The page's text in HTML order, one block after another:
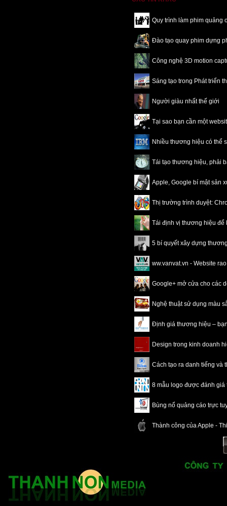
Quy trình làm phim quảng
Đào tạo quay phim dựng
Công nghệ 3D motion
Sáng tạo trong Phát triển
Người giàu nhất thế giới
Tại sao bạn cần một
Nhiều thương hiệu có thể
Tái tạo thương hiệu, phải
Apple, Google bí mật sản
Thị trường trình duyệt:
Tái định vị thương hiệu để
5 bí quyết xây dựng
ww.vanvat.vn - Website
Google+ mở cửa cho các
Nghệ thuật sử dụng màu
Định giá thương hiệu –
Design trong kinh doanh
Cách tạo ra danh tiếng và
8 mẫu logo được đánh giá
Bùng nổ quảng cáo trực
Thành công của Apple -